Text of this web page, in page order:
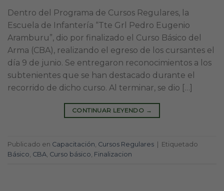
Dentro del Programa de Cursos Regulares, la
Escuela de Infantería “Tte Grl Pedro Eugenio
Aramburu”, dio por finalizado el Curso Básico del
Arma (CBA), realizando el egreso de los cursantes el
día 9 de junio. Se entregaron reconocimientos a los
subtenientes que se han destacado durante el
recorrido de dicho curso. Al terminar, se dio […]
CONTINUAR LEYENDO →
Publicado en Capacitación, Cursos Regulares
Etiquetado
Básico, CBA, Curso básico, Finalizacion